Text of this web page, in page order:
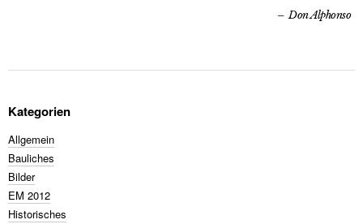
Don Alphonso
Kategorien
Allgemein
Bauliches
Bilder
EM 2012
Historisches